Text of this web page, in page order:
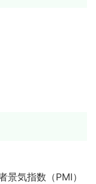
景気指数（PMI）